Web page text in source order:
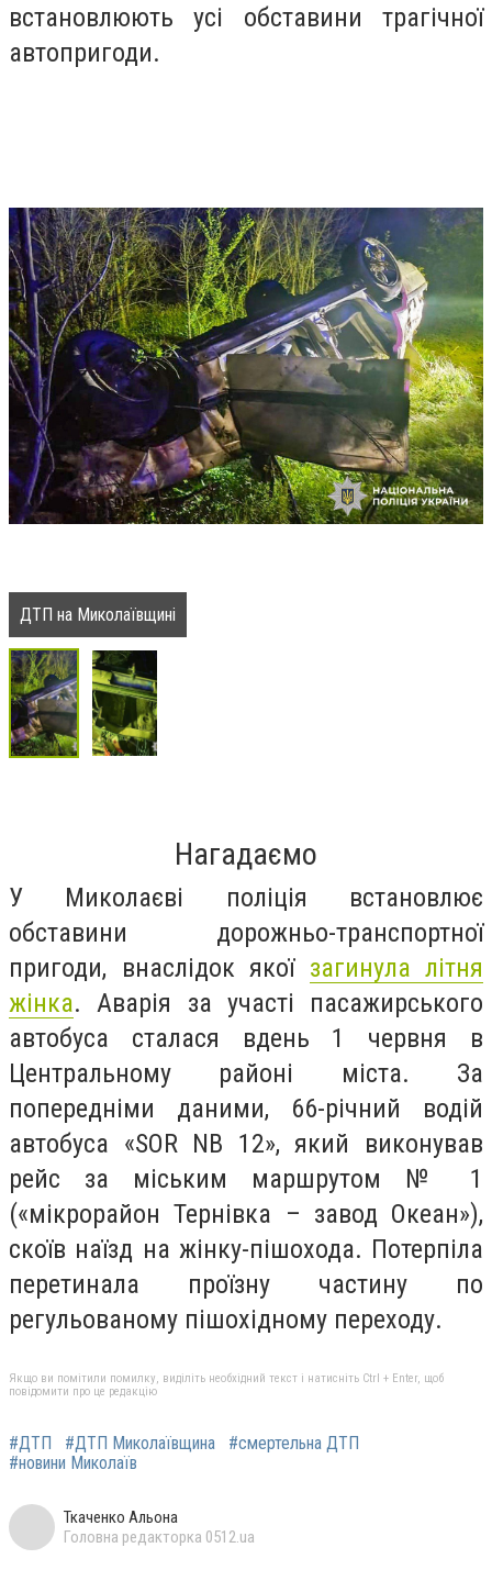
встановлюють усі обставини трагічної
автопригоди.
ДТП на Миколаївщині
Нагадаємо
У Миколаєві поліція встановлює
обставини дорожньо-транспортної
пригоди, внаслідок якої загинула літня
жінка. Аварія за участі пасажирського
автобуса сталася вдень 1 червня в
Центральному районі міста. За
попередніми даними, 66-річний водій
автобуса «SOR NB 12», який виконував
рейс за міським маршрутом № 1
(«мікрорайон Тернівка – завод Океан»),
скоїв наїзд на жінку-пішохода. Потерпіла
перетинала проїзну частину по
регульованому пішохідному переходу.
Якщо ви помітили помилку, виділіть необхідний текст і натисніть Ctrl + Enter, щоб
повідомити про це редакцію
#ДТП #ДТП Миколаївщина
#смертельна ДТП
#новини Миколаїв
Ткаченко Альона
Головна редакторка 0512.ua